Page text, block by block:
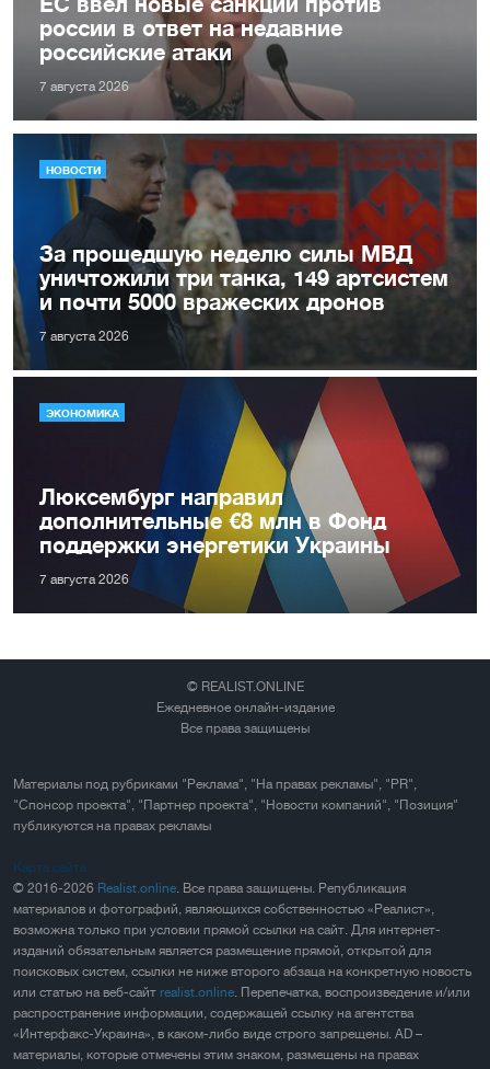
россии в ответ на недавние
российские атаки
7 августа 2026
НОВОСТИ
За прошедшую неделю силы МВД
уничтожили три танка, 149 артсистем
и почти 5000 вражеских дронов
7 августа 2026
ЭКОНОМИКА
Люксембург направил
дополнительные €8 млн в Фонд
поддержки энергетики Украины
7 августа 2026
© REALIST.ONLINE
Ежедневное онлайн-издание
Все права защищены
Материалы под рубриками "Реклама", "На правах рекламы", "PR",
"Спонсор проекта", "Партнер проекта", "Новости компаний", "Позиция"
публикуются на правах рекламы
Карта сайта
© 2016-2026 Realist.online. Все права защищены. Републикация
материалов и фотографий, являющихся собственностью «Реалист»,
возможна только при условии прямой ссылки на сайт. Для интернет-
изданий обязательным является размещение прямой, открытой для
поисковых систем, ссылки не ниже второго абзаца на конкретную новость
или статью на веб-сайт realist.online. Перепечатка, воспроизведение и/или
распространение информации, содержащей ссылку на агентства
«Интерфакс-Украина», в каком-либо виде строго запрещены. AD –
материалы, которые отмечены этим знаком, размещены на правах